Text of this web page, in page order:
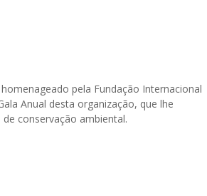
pela Fundação Internacional
Anual desta organização, que lhe
conservação ambiental.